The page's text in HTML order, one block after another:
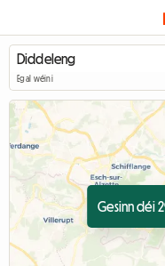
Egal wéini
Gesinn déi